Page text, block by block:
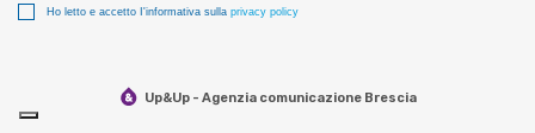
Ho letto e accetto I'informativa sulla privacy policy
Up&Up - Agenzia comunicazione Brescia